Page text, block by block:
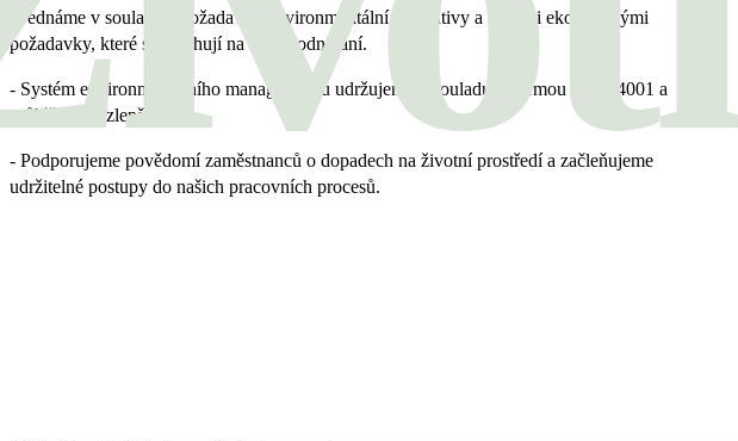
- Jednáme v souladu s požadavky environmentální legislativy a dalšími ekologickými
požadavky, které se vztahují na naše podnikání.
- Systém environmentálního managementu udržujeme v souladu s normou ISO 14001 a
průběžně jej zlepšujeme.
- Podporujeme povědomí zaměstnanců o dopadech na životní prostředí a začleňujeme
udržitelné postupy do našich pracovních procesů.